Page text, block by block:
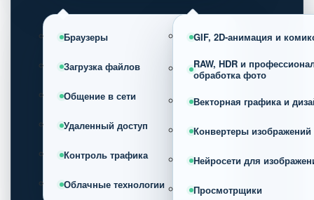
Браузеры
Загрузка файлов
Общение в сети
Удаленный доступ
Контроль трафика
Облачные технологии
GIF, 2D-анимация и
RAW, HDR и
обработка фото
Векторная графика и
Конвертеры изображений
Нейросети для
Просмотрщики